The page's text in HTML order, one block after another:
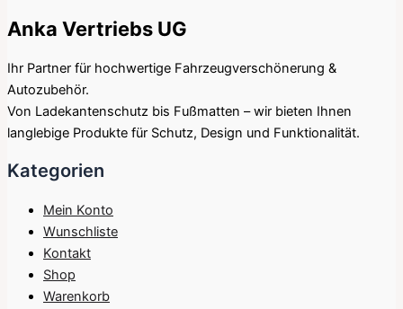
Anka Vertriebs UG
Ihr Partner für hochwertige Fahrzeugverschönerung &
Autozubehör.
Von Ladekantenschutz bis Fußmatten – wir bieten Ihnen
langlebige Produkte für Schutz, Design und Funktionalität.
Kategorien
Mein Konto
Wunschliste
Kontakt
Shop
Warenkorb